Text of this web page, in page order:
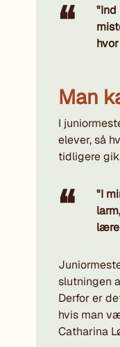
"Ind
Man
I
elever, så
tidligere
"I
slutningen
Derfor er
hvis man
Catharina